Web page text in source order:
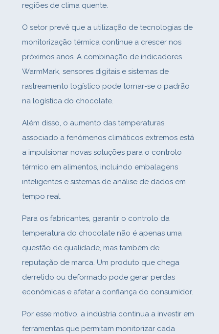
regiões de clima quente.
O setor prevê que a utilização de tecnologias de
monitorização térmica continue a crescer nos
próximos anos. A combinação de indicadores
WarmMark, sensores digitais e sistemas de
rastreamento logístico pode tornar‑se o padrão
na logística do chocolate.
Além disso, o aumento das temperaturas
associado a fenómenos climáticos extremos está
a impulsionar novas soluções para o controlo
térmico em alimentos, incluindo embalagens
inteligentes e sistemas de análise de dados em
tempo real.
Para os fabricantes, garantir o controlo da
temperatura do chocolate não é apenas uma
questão de qualidade, mas também de
reputação de marca. Um produto que chega
derretido ou deformado pode gerar perdas
económicas e afetar a confiança do consumidor.
Por esse motivo, a indústria continua a investir em
ferramentas que permitam monitorizar cada